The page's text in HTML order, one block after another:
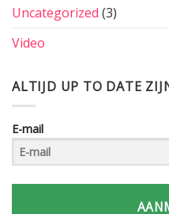
Uncategorized (3)
Video
ALTIJD UP TO DATE
E-mail